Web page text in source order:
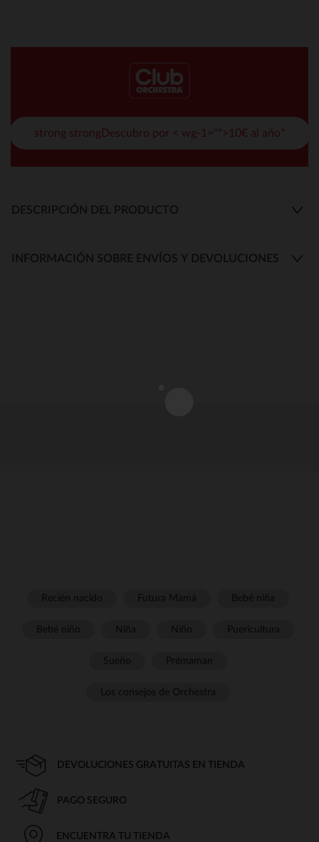
strong strongDescubro por < wg-1="">10€ al año*
DESCRIPCIÓN DEL PRODUCTO
INFORMACIÓN SOBRE ENVÍOS Y DEVOLUCIONES
DEVOLUCIONES GRATUITAS EN TIENDA
PAGO SEGURO
ENCUENTRA TU TIENDA